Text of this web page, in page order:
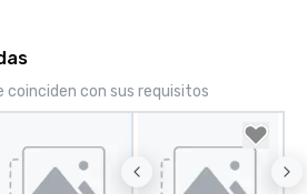
coinciden con sus requisitos